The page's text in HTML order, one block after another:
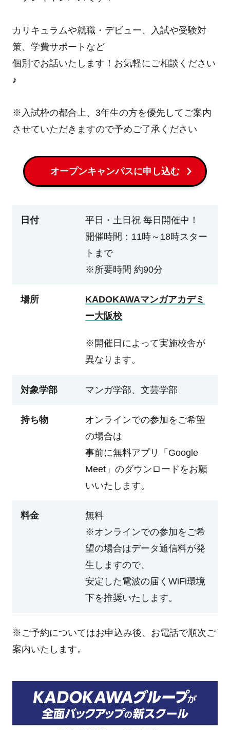
カリキュラムや就職・デビュー、入試や受験対
策、学費サポートなど
個別でお話いたします！お気軽にご相談ください
♪
※入試枠の都合上、3年生の方を優先してご案内
させていただきますので予めご了承ください
オープンキャンパスに申し込む
日付
平日・土日祝 毎日開催中！
開催時間：11時～18時スター
トまで
※所要時間 約90分
場所
KADOKAWAマンガアカデミ
ー大阪校
※開催日によって実施校舎が
異なります。
対象学部 マンガ学部、文芸学部
持ち物
オンラインでの参加をご希望
の場合は
事前に無料アプリ「Google
Meet」のダウンロードをお願
いいたします。
料金
無料
※オンラインでの参加をご希
望の場合はデータ通信料が発
生しますので、
安定した電波の届くWiFi環境
下を推奨いたします。
※ご予約についてはお申込み後、お電話で順次ご
案内いたします。